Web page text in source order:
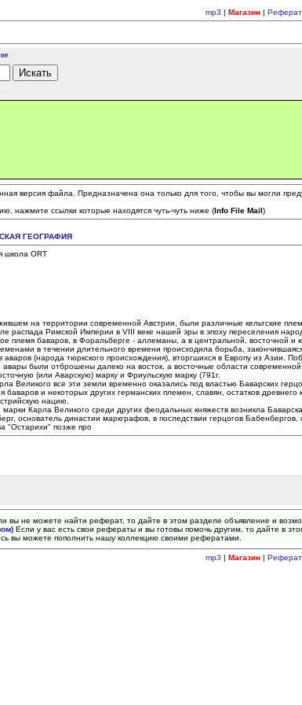
mp3 | Магазин|
версия файла. Предназначена она только для того, чтобы вы могли
нажмите ссылки которые находятся чуть-чуть ниже (Info File Mail)
ГЕОГРАФИЯ
школа ORT
на территории современной Австрии, были различные кельтские
распада Римской Империи в VIII веке нашей эры в эпоху переселения
племя баваров, в Форальберге - аллеманы, а в центральной, восточной
в течении длительного времени происходила борьба,
аваров (народа тюркского происхождения), вторгшихся в Европу из Азии.
авары были отброшены далеко на восток, а восточные области
(или Аварскую) марку и Фриульскую марку (791г.
Великого все эти земли временно оказались под властью Баварских
и некоторых других германских племен, славян, остатков древнего
нацию.
Карла Великого среди других феодальных княжеств возникла
основатель династии маркграфов, в последствии герцогов
"Остарихи" позже про
вы не можете найти реферат, то дайте в этом разделе объявление и
Если у вас есть свои рефераты и вы готовы помочь другим, то дайте в
вы можете пополнить нашу коллекцию своими рефератами.
mp3 | Магазин|